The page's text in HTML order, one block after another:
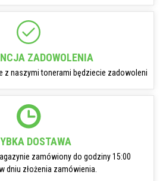
ZADOWOLENIA
z naszymi tonerami będziecie zadowoleni
DOSTAWA
zamówiony do godziny 15:00
dniu złożenia zamówienia.